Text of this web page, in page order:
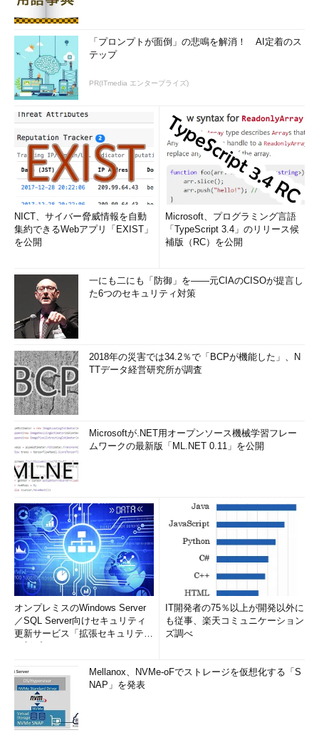
「プロンプトが面倒」の悲鳴を解消！ AI定着のス
テップ
PR(ITmedia エンタープライズ)
NICT、サイバー脅威情報を自動
集約できるWebアプリ「EXIST」
を公開
Microsoft、プログラミング言語
「TypeScript 3.4」のリリース候
補版（RC）を公開
一にも二にも「防御」を――元CIAのCISOが提言し
た6つのセキュリティ対策
2018年の災害では34.2％で「BCPが機能した」、N
TTデータ経営研究所が調査
Microsoftが.NET用オープンソース機械学習フレー
ムワークの最新版「ML.NET 0.11」を公開
オンプレミスのWindows Server
／SQL Server向けセキュリティ
更新サービス「拡張セキュリティ
IT開発者の75％以上が開発以外に
も従事、楽天コミュニケーション
ズ調べ
Mellanox、NVMe-oFでストレージを仮想化する「S
NAP」を発表